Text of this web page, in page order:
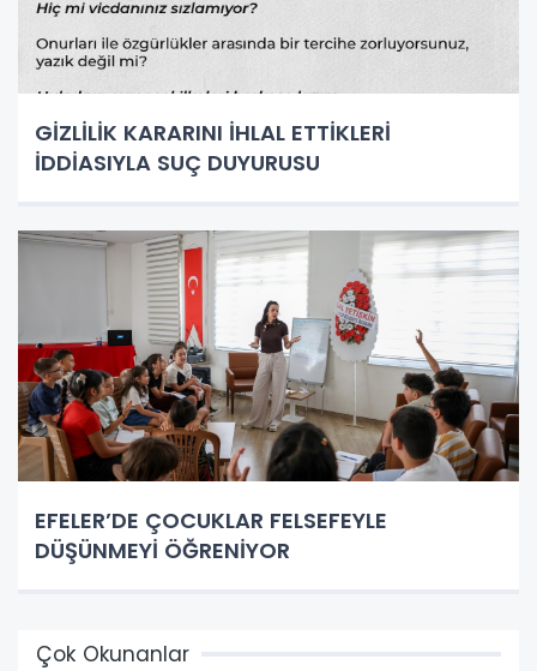
GİZLİLİK KARARINI İHLAL ETTİKLERİ
İDDİASIYLA SUÇ DUYURUSU
EFELER’DE ÇOCUKLAR FELSEFEYLE
DÜŞÜNMEYİ ÖĞRENİYOR
Çok Okunanlar